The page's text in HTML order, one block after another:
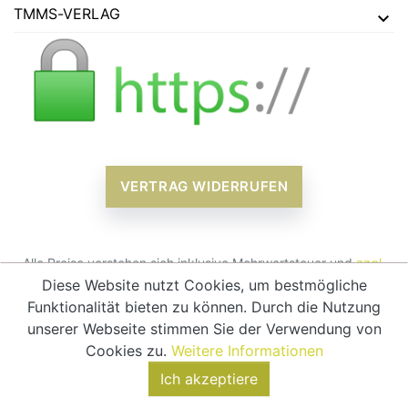
TMMS-VERLAG
VERTRAG WIDERRUFEN
Alle Preise verstehen sich inklusive Mehrwertsteuer undzzgl.
Versandkosten
© 2026 - tmms-verlag
Diese Website nutzt Cookies, um bestmögliche
Funktionalität bieten zu können. Durch die Nutzung
unserer Webseite stimmen Sie der Verwendung von
Cookies zu. Weitere Informationen
Ich akzeptiere